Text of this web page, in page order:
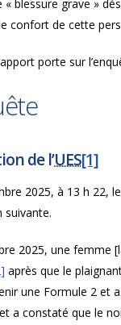
« blessure grave »
confort de cette
porte sur
de l’UES[1]
2025, à 13 h 22,
suivante.
2025, une femme
après que le
une Formule 2 et
a constaté que le